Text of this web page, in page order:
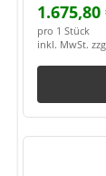
1.675,80
pro 1 Stück
inkl. MwSt.